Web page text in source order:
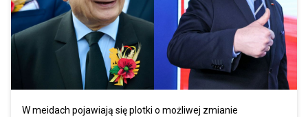
W meidach pojawiają się plotki o możliwej zmianie